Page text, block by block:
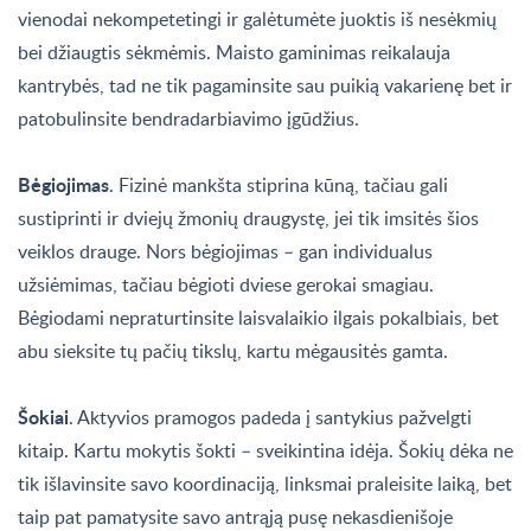
vienodai nekompetetingi ir galėtumėte juoktis iš nesėkmių
bei džiaugtis sėkmėmis. Maisto gaminimas reikalauja
kantrybės, tad ne tik pagaminsite sau puikią vakarienę bet ir
patobulinsite bendradarbiavimo įgūdžius.
Bėgiojimas. Fizinė mankšta stiprina kūną, tačiau gali
sustiprinti ir dviejų žmonių draugystę, jei tik imsitės šios
veiklos drauge. Nors bėgiojimas – gan individualus
užsiėmimas, tačiau bėgioti dviese gerokai smagiau.
Bėgiodami nepraturtinsite laisvalaikio ilgais pokalbiais, bet
abu sieksite tų pačių tikslų, kartu mėgausitės gamta.
Šokiai. Aktyvios pramogos padeda į santykius pažvelgti
kitaip. Kartu mokytis šokti – sveikintina idėja. Šokių dėka ne
tik išlavinsite savo koordinaciją, linksmai praleisite laiką, bet
taip pat pamatysite savo antrąją pusę nekasdienišoje